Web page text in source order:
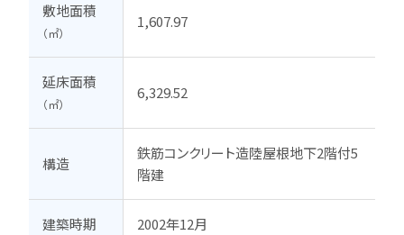
敷地面積
（㎡）
1,607.97
延床面積
（㎡）
6,329.52
構造
鉄筋コンクリート造陸屋根地下2階付5
階建
建築時期 2002年12月